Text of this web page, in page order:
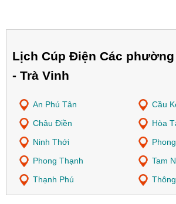
Lịch Cúp Điện Các phường
- Trà Vinh
An Phú Tân
Cầu
Châu Điền
Hòa
Ninh Thới
Phong Thạnh
Tam
Thạnh Phú